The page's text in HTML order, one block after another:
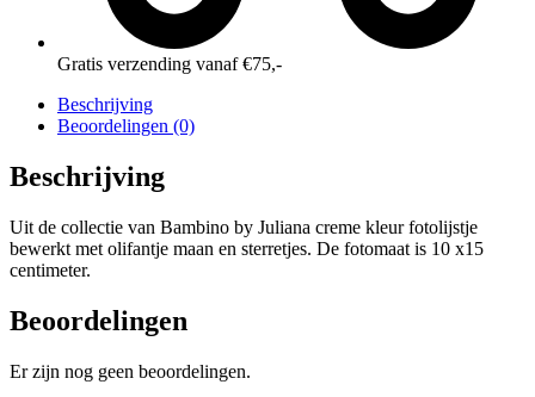
Gratis verzending vanaf €75,-
Beschrijving
Beoordelingen (0)
Beschrijving
Uit de collectie van Bambino by Juliana creme kleur fotolijstje
bewerkt met olifantje maan en sterretjes. De fotomaat is 10 x15
centimeter.
Beoordelingen
Er zijn nog geen beoordelingen.